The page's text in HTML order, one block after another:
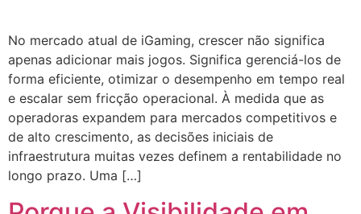
No mercado atual de iGaming, crescer não significa
apenas adicionar mais jogos. Significa gerenciá-los de
forma eficiente, otimizar o desempenho em tempo real
e escalar sem fricção operacional. À medida que as
operadoras expandem para mercados competitivos e
de alto crescimento, as decisões iniciais de
infraestrutura muitas vezes definem a rentabilidade no
longo prazo. Uma […]